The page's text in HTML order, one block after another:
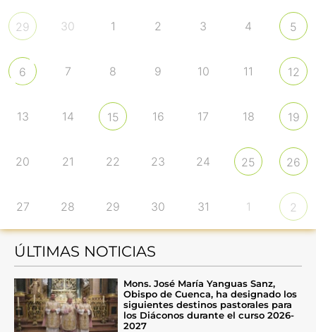
29 30 1 2 3 4 5
6 7 8 9 10 11 12
13 14 15 16 17 18 19
20 21 22 23 24 25 26
27 28 29 30 31 1 2
ÚLTIMAS NOTICIAS
Mons. José María Yanguas Sanz,
Obispo de Cuenca, ha designado los
siguientes destinos pastorales para
los Diáconos durante el curso 2026-
2027